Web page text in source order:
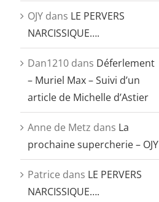
OJYdans LE PERVERS
NARCISSIQUE….
Dan1210dans Déferlement
– Muriel Max – Suivi d’un
article de Michelle d’Astier
Anne de Metz dans La
prochaine supercherie – OJY
Patrice dans LE PERVERS
NARCISSIQUE….